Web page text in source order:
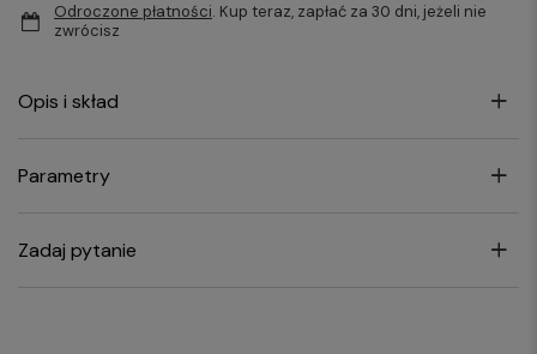
Odroczone płatności. Kup teraz, zapłać za 30 dni, jeżeli nie
zwrócisz
Opis i skład
Parametry
Zadaj pytanie